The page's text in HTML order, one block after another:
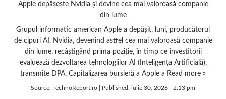
Apple depășește Nvidia și devine cea mai valoroasă companie
din lume
Grupul informatic american Apple a depășit, luni, producătorul
de cipuri AI, Nvidia, devenind astfel cea mai valoroasă companie
din lume, recâștigând prima poziție, în timp ce investitorii
evaluează dezvoltarea tehnologiilor AI (Inteligența Artificială),
transmite DPA. Capitalizarea bursieră a Apple a Read more »
Source: TechnoReport.ro Published: iulie 30, 2026 - 2:13 pm